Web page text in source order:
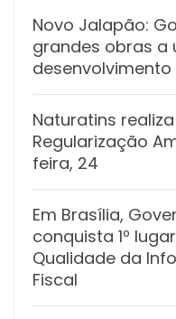
Novo Jalapão:
grandes obras a
Naturatins
Regularização
feira, 24
Em Brasília,
conquista 1º
Qualidade da
Fiscal